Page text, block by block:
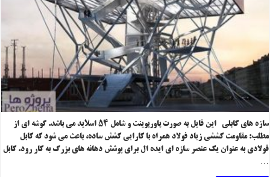
سازه های کابلی این فایل به صورت پاورپوینت و شامل ۵۴ اسلاید می باشد. گوشه ای از
مطلب: مقاومت کششی زیاد فولاد همراه با کارایی کشش ساده، باعث می شود که کابل
فولادی به عنوان یک عنصر سازه ای ایده ال برای پوشش دهانه های بزرگ به کار رود. کابل
…